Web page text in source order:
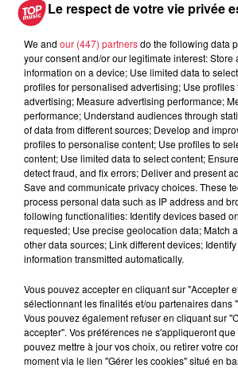
5 août 2026
Europa-Park : des
l’après Euro-Mir
Dans la même série
Reproland
Reproland
Le respect de votre vie privée
We and our (447) partnersdo the following data
your consent and/or our legitimate interest: Store
information on a device; Use limited data to
profiles for personalised advertising; Use
advertising; Measure advertising performance;
performance; Understand audiences through
of data from different sources; Develop and
profiles to personalise content; Use profiles to
content; Use limited data to select content;
detect fraud, and fix errors; Deliver and present
Save and communicate privacy choices. These
process personal data such as IP address and
following functionalities: Identify devices based
requested; Use precise geolocation data; Match
other data sources; Link different devices;
information transmitted automatically.
Vous pouvez accepter en cliquant sur "Accepter
sélectionnant les finalités et/ou partenaires dans
Vous pouvez également refuser en cliquant sur
accepter". Vos préférences ne s'appliqueront
pouvez mettre à jour vos choix, ou retirer votre
moment via le lien "Gérer les cookies" situé en